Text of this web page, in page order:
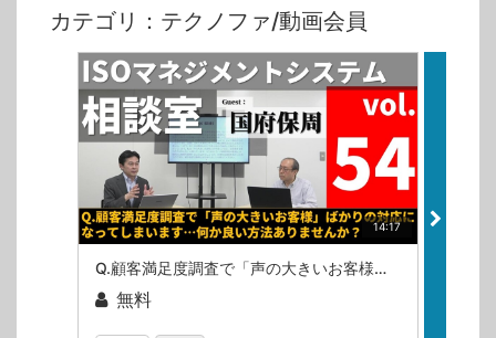
カテゴリ：テクノファ/動画会員
14:17
Q.顧客満足度調査で「声の大きいお客様」ばかりの対応になってしまいます…何か良い方法ありませんか？（ISOマネジメントシステム相談室・第54回）
無料